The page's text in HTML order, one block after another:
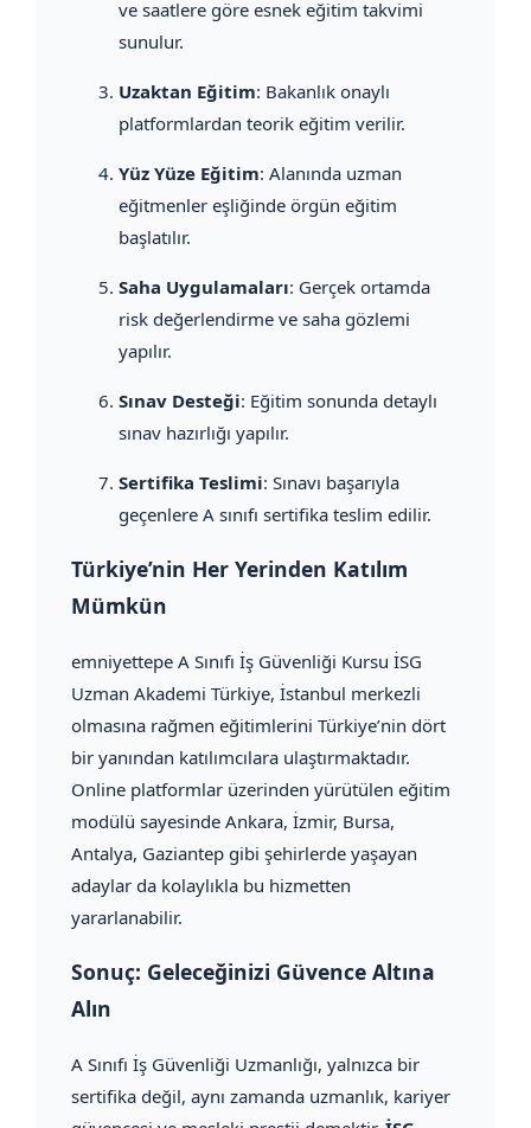
ve saatlere göre esnek eğitim takvimi
sunulur.
Uzaktan Eğitim: Bakanlık onaylı
platformlardan teorik eğitim verilir.
Yüz Yüze Eğitim: Alanında uzman
eğitmenler eşliğinde örgün eğitim
başlatılır.
Saha Uygulamaları: Gerçek ortamda
risk değerlendirme ve saha gözlemi
yapılır.
Sınav Desteği: Eğitim sonunda detaylı
sınav hazırlığı yapılır.
Sertifika Teslimi: Sınavı başarıyla
geçenlere A sınıfı sertifika teslim edilir.
Türkiye’nin Her Yerinden Katılım
Mümkün
emniyettepe A Sınıfı İş Güvenliği Kursu İSG
Uzman Akademi Türkiye, İstanbul merkezli
olmasına rağmen eğitimlerini Türkiye’nin dört
bir yanından katılımcılara ulaştırmaktadır.
Online platformlar üzerinden yürütülen eğitim
modülü sayesinde Ankara, İzmir, Bursa,
Antalya, Gaziantep gibi şehirlerde yaşayan
adaylar da kolaylıkla bu hizmetten
yararlanabilir.
Sonuç: Geleceğinizi Güvence Altına
Alın
A Sınıfı İş Güvenliği Uzmanlığı, yalnızca bir
sertifika değil, aynı zamanda uzmanlık, kariyer